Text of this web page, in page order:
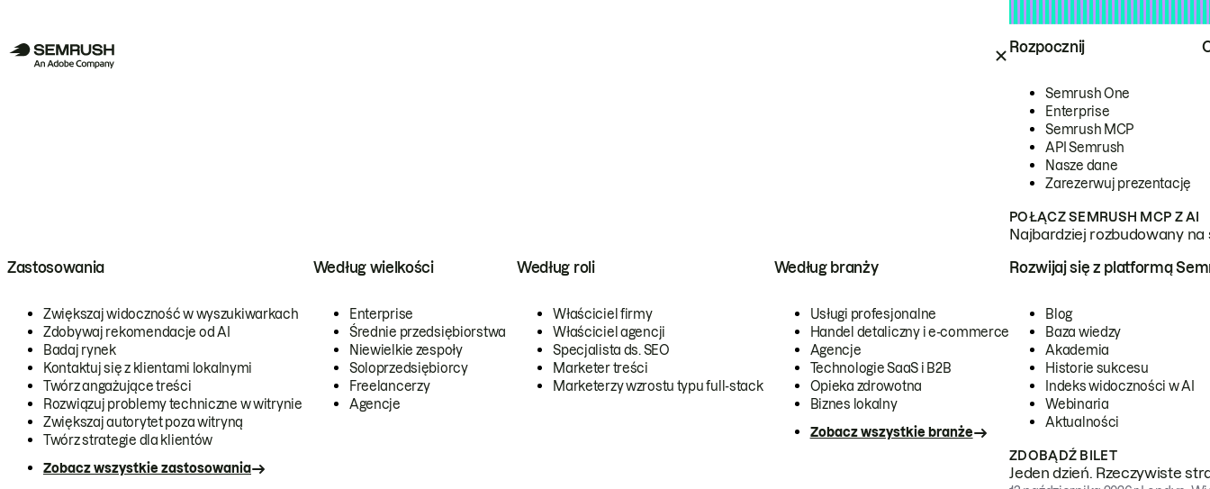
Rozpocznij
Semrush One
Enterprise
Semrush MCP
API Semrush
Nasze dane
Zarezerwuj prezentację
POŁĄCZ SEMRUSH MCP Z AI
Najbardziej rozbudowany
Zastosowania
Zwiększaj widoczność w wyszukiwarkach
Zdobywaj rekomendacje od AI
Badaj rynek
Kontaktuj się z klientami lokalnymi
Twórz angażujące treści
Rozwiązuj problemy techniczne w witrynie
Zwiększaj autorytet poza witryną
Twórz strategie dla klientów
Zobacz wszystkie zastosowania
Według wielkości
Enterprise
Średnie przedsiębiorstwa
Niewielkie zespoły
Soloprzedsiębiorcy
Freelancerzy
Agencje
Według roli
Właściciel firmy
Właściciel agencji
Specjalista ds. SEO
Marketer treści
Marketerzy wzrostu typu full-stack
Według branży
Usługi profesjonalne
Handel detaliczny i e-commerce
Agencje
Technologie SaaS i B2B
Opieka zdrowotna
Biznes lokalny
Zobacz wszystkie branże
Rozwijaj się z platformą
Blog
Baza wiedzy
Akademia
Historie sukcesu
Indeks widoczności w AI
Webinaria
Aktualności
ZDOBĄDŹ BILET
Jeden dzień. Rzeczywiste